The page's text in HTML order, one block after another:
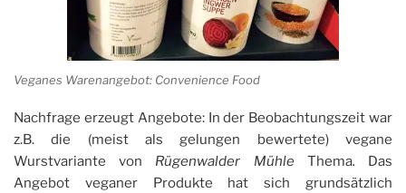
Veganes Warenangebot: Convenience Food
Nachfrage erzeugt Angebote: In der Beobachtungszeit war
z.B. die (meist als gelungen bewertete) vegane
Wurstvariante von Rügenwalder Mühle Thema.
Das
Angebot veganer Produkte hat sich grundsätzlich